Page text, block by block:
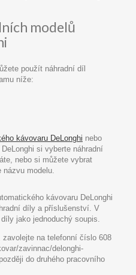
modelů
použít náhradní díl
níže:
kávovaru DeLonghi nebo
si vyberte náhradní
nebo si můžete vybrat
názvu modelu.
kávovaru DeLonghi
díly a příslušenství. V
jako jednoduchý soupis.
zavolejte na telefonní číslo 608
zavinnac/delonghi-
do druhého pracovního